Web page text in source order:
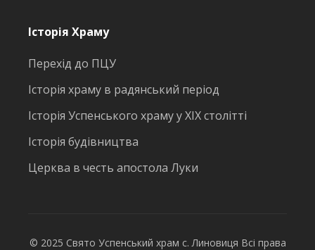
Історія Храму
Перехід до ПЦУ
Історія храму в радянський період
Історія Успенського храму у ХІХ столітті
Історія будівництва
Церква в честь апостола Луки
© 2025 Свято Успенський храм с. Линовиця Всі права